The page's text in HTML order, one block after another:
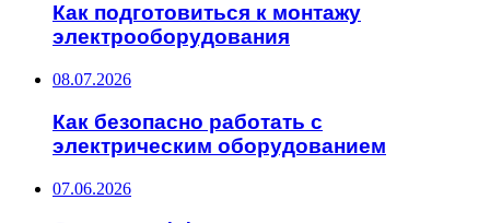
Как подготовиться к монтажу
электрооборудования
08.07.2026
Как безопасно работать с
электрическим оборудованием
07.06.2026